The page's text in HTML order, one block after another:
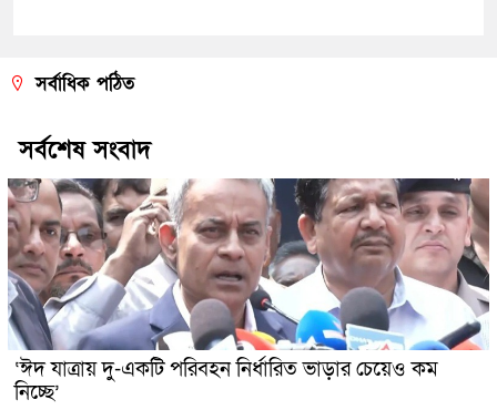
সর্বাধিক পঠিত
সর্বশেষ সংবাদ
‘ঈদ যাত্রায় দু-একটি পরিবহন নির্ধারিত ভাড়ার চেয়েও কম
নিচ্ছে’